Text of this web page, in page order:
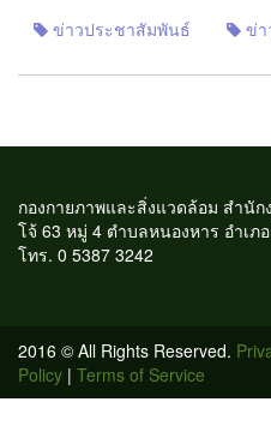
ข่าวประชาสัมพันธ์
ข่า
กองกายภาพและสิ่งแวดล้อม สำนั
โจ้ 63 หมู่ 4 ตำบลหนองหาร อำเภ
โทร. 0 5387 3242
2016 © All Rights Reserved.
Policy | Terms of Service